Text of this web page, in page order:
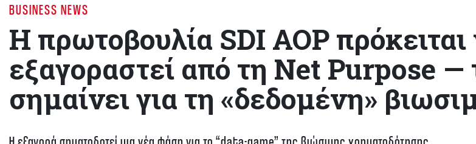
BUSINESS NEWS
Η πρωτοβουλία SDI AOP πρόκειται
εξαγοραστεί από τη Net Purpose —
σημαίνει για τη «δεδομένη»